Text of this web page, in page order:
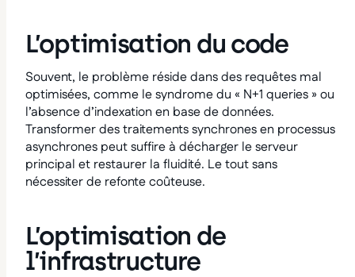
L’optimisation du code
Souvent, le problème réside dans des requêtes mal
optimisées, comme le syndrome du « N+1 queries » ou
l’absence d’indexation en base de données.
Transformer des traitements synchrones en processus
asynchrones peut suffire à décharger le serveur
principal et restaurer la fluidité. Le tout sans
nécessiter de refonte coûteuse.
L’optimisation de
l’infrastructure